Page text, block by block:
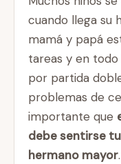
cuando llega su
mamá y papá
tareas y en
por partida
problemas de
importante que
debe sentirse
hermano mayor